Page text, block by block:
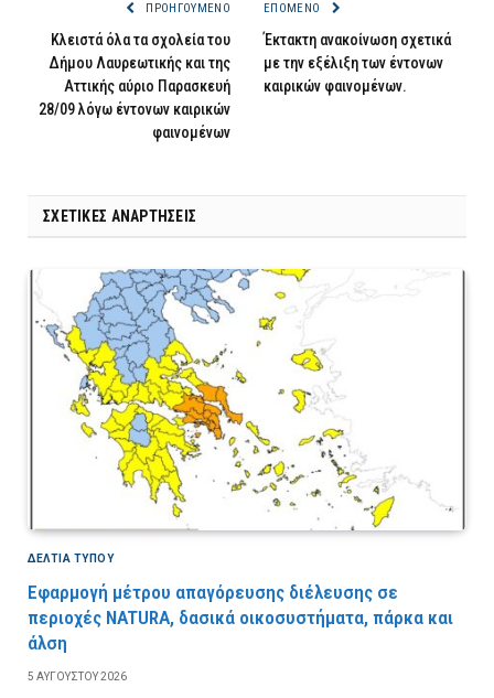
ΠΡΟΗΓΟΎΜΕΝΟ
Κλειστά όλα τα σχολεία του
Δήμου Λαυρεωτικής και της
Αττικής αύριο Παρασκευή
28/09 λόγω έντονων καιρικών
φαινομένων
ΕΠΌΜΕΝΟ
Έκτακτη ανακοίνωση σχετικά
με την εξέλιξη των έντονων
καιρικών φαινομένων.
ΣΧΕΤΙΚΈΣ ΑΝΑΡΤΉΣΕΙΣ
ΔΕΛΤΙΑ ΤΥΠΟΥ
Εφαρμογή μέτρου απαγόρευσης διέλευσης σε
περιοχές NATURA, δασικά οικοσυστήματα, πάρκα και
άλση
5 ΑΥΓΟΎΣΤΟΥ 2026